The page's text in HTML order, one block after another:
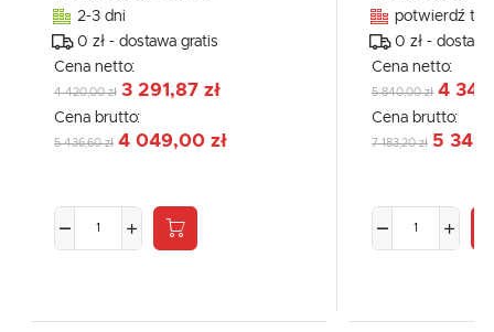
2-3 dni
0 zł - dostawa gratis
Cena netto:
4 420,00 zł 3 291,87 zł
Cena brutto:
5 436,60 zł 4 049,00 zł
potwierdź
0 zł -
Cena netto:
5 840,00 zł 4
Cena brutto:
7 183,20 zł 5